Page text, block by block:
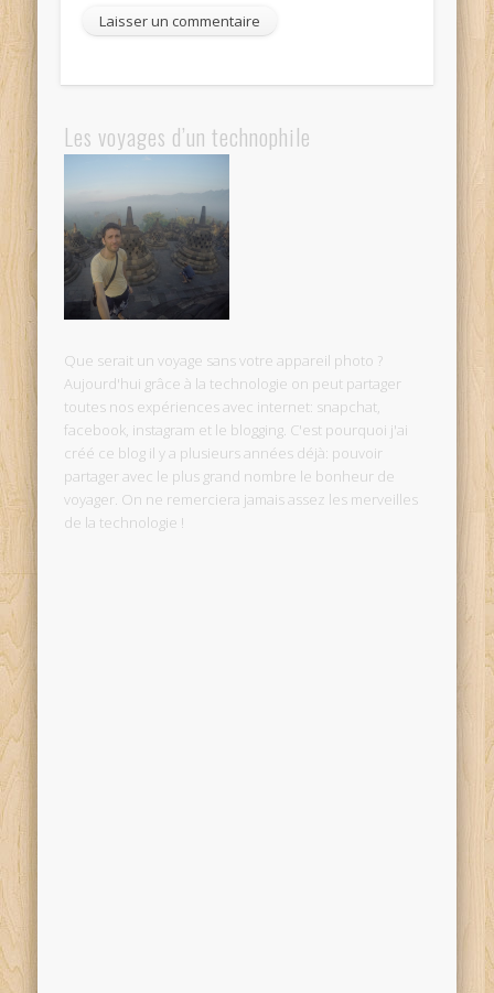
Les voyages d’un technophile
Que serait un voyage sans votre appareil photo ?
Aujourd'hui grâce à la technologie on peut partager
toutes nos expériences avec internet: snapchat,
facebook, instagram et le blogging. C'est pourquoi j'ai
créé ce blog il y a plusieurs années déjà: pouvoir
partager avec le plus grand nombre le bonheur de
voyager. On ne remerciera jamais assez les merveilles
de la technologie !